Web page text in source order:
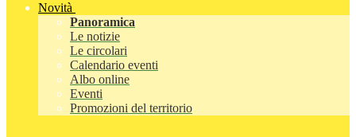
Novità
Panoramica
Le notizie
Le circolari
Calendario eventi
Albo online
Eventi
Promozioni del territorio